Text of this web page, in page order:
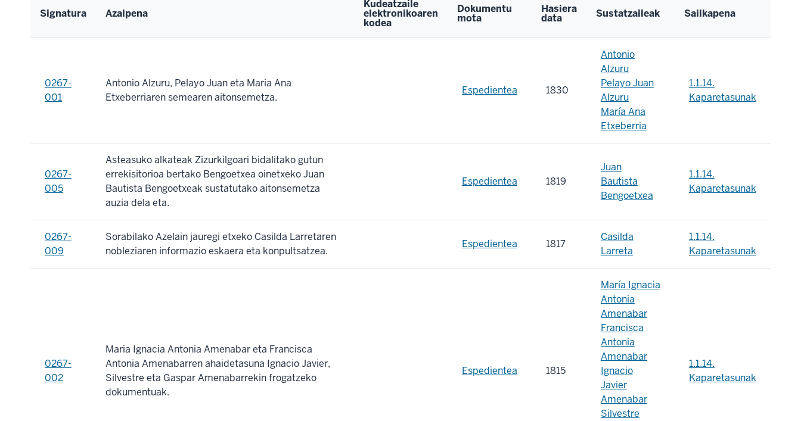
Signatura Azalpena
Kudeatzaile
elektronikoaren
kodea
Dokumentu
mota
Hasiera
data Sustatzaileak Sailkapena
0267-
001
Antonio Alzuru, Pelayo Juan eta Maria Ana
Etxeberriaren semearen aitonsemetza.
Espedientea 1830
Antonio
Alzuru
Pelayo Juan
Alzuru
María Ana
Etxeberria
1.1.14.
Kaparetasunak
0267-
005
Asteasuko alkateak Zizurkilgoari bidalitako gutun
errekisitorioa bertako Bengoetxea oinetxeko Juan
Bautista Bengoetxeak sustatutako aitonsemetza
auzia dela eta.
Espedientea 1819
Juan
Bautista
Bengoetxea
1.1.14.
Kaparetasunak
0267-
009
Sorabilako Azelain jauregi etxeko Casilda Larretaren
nobleziaren informazio eskaera eta konpultsatzea.
Espedientea 1817
Casilda
Larreta
1.1.14.
Kaparetasunak
0267-
002
Maria Ignacia Antonia Amenabar eta Francisca
Antonia Amenabarren ahaidetasuna Ignacio Javier,
Silvestre eta Gaspar Amenabarrekin frogatzeko
dokumentuak.
Espedientea 1815
María Ignacia
Antonia
Amenabar
Francisca
Antonia
Amenabar
Ignacio
Javier
Amenabar
Silvestre
1.1.14.
Kaparetasunak